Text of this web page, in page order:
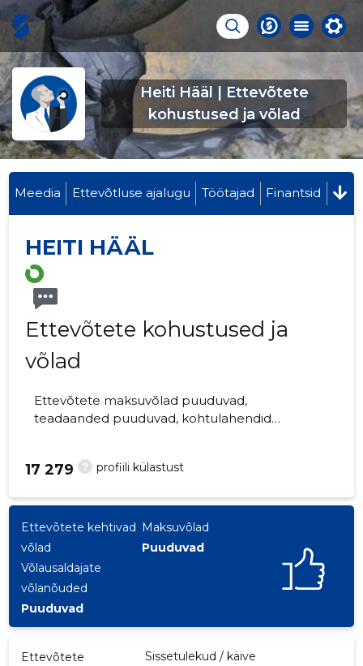
Heiti Hääl | Ettevõtete
kohustused ja võlad
Meedia Ettevõtluse ajalugu Töötajad Finantsid
HEITI HÄÄL
Ettevõtete kohustused ja
võlad
Ettevõtete maksuvõlad puuduvad,
teadaanded puuduvad, kohtulahendid
Ettevõtteid jälgib 0 inimest.
? profiili külastust
17 279
Ettevõtete kehtivad
võlad
Maksuvõlad
Puuduvad
Võlausaldajate
võlanõuded
Puuduvad
Ettevõtete
Sissetulekud / käive